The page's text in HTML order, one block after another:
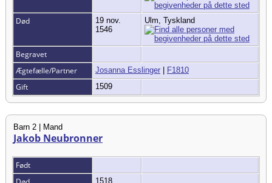
Død
19 nov.
1546
Ulm, Tyskland
Begravet
Ægtefælle/Partner
Josanna Esslinger | F1810
Gift 1509
Barn 2 | Mand
Jakob Neubronner
Født
1518